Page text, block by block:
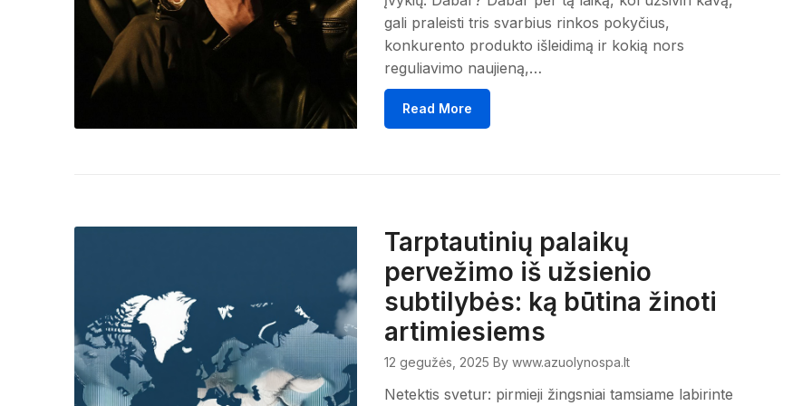
gali praleisti tris svarbius rinkos pokyčius,
konkurento produkto išleidimą ir kokią nors
reguliavimo naujieną,…
Read More
Tarptautinių palaikų
pervežimo iš užsienio
subtilybės: ką būtina žinoti
artimiesiems
12 gegužės, 2025 By www.azuolynospa.lt
Netektis svetur: pirmieji žingsniai tamsiame labirinte